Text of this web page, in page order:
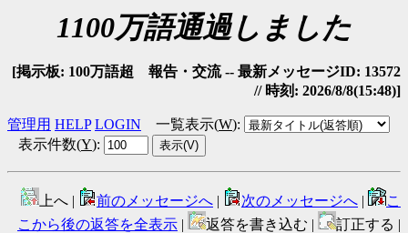
1100万語通過しました
[掲示板: 100万語超 報告・交流 -- 最新メッセージID: 13572
// 時刻: 2026/8/8(15:48)]
管理用 HELP LOGIN 一覧表示(W):
表示件数(Y):
上へ | 前のメッセージへ | 次のメッセージへ |
こ
こから後の返答を全表示 | 返答を書き込む |
訂正する |